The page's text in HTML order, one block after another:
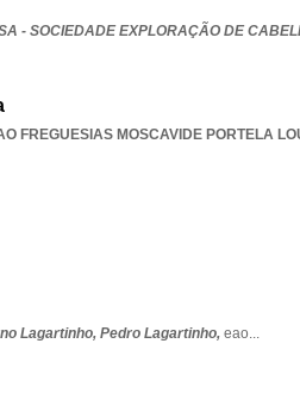
- SOCIEDADE EXPLORAÇÃO DE
FREGUESIAS MOSCAVIDE PORTELA
Lagartinho, Pedro Lagartinho, eao...